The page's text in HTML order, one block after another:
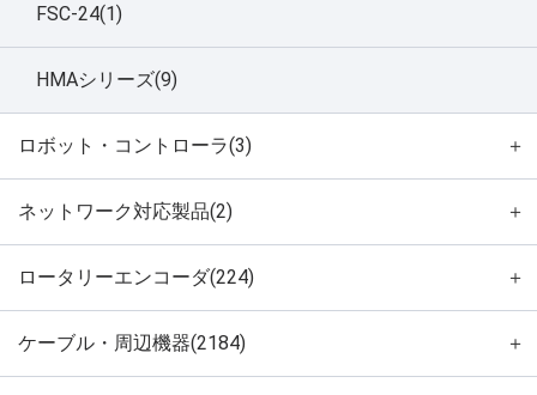
FSC-24(1)
HMAシリーズ(9)
ロボット・コントローラ(3) ＋
ネットワーク対応製品(2) ＋
ロータリーエンコーダ(224) ＋
ケーブル・周辺機器(2184) ＋